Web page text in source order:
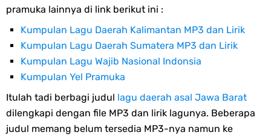
pramuka lainnya di link berikut ini :
Kumpulan Lagu Daerah Kalimantan MP3 dan Lirik
Kumpulan Lagu Daerah Sumatera MP3 dan Lirik
Kumpulan Lagu Wajib Nasional Indonsia
Kumpulan Yel Pramuka
Itulah tadi berbagi judul lagu daerah asal Jawa Barat
dilengkapi dengan file MP3 dan lirik lagunya. Beberapa
judul memang belum tersedia MP3-nya namun ke